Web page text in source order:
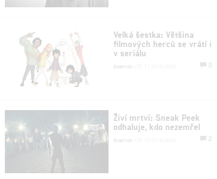
Velká šestka: Většina
filmových herců se vrátí i
v seriálu
Anarvin 0
Živí mrtví: Sneak Peek
odhaluje, kdo nezemřel
Anarvin 2